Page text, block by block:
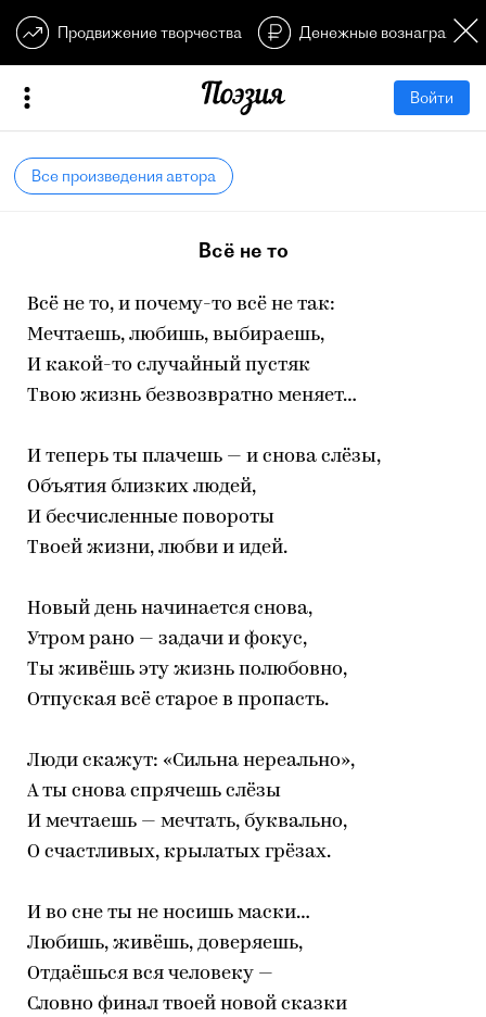
Продвижение творчества Денежные
Войти
Все произведения автора
Всё не то
Всё не то, и почему-то всё не так:
Мечтаешь, любишь, выбираешь,
И какой-то случайный пустяк
Твою жизнь безвозвратно меняет…
И теперь ты плачешь — и снова слёзы,
Объятия близких людей,
И бесчисленные повороты
Твоей жизни, любви и идей.
Новый день начинается снова,
Утром рано — задачи и фокус,
Ты живёшь эту жизнь полюбовно,
Отпуская всё старое в пропасть.
Люди скажут: «Сильна нереально»,
А ты снова спрячешь слёзы
И мечтаешь — мечтать, буквально,
О счастливых, крылатых грёзах.
И во сне ты не носишь маски…
Любишь, живёшь, доверяешь,
Отдаёшься вся человеку —
Словно финал твоей новой сказки